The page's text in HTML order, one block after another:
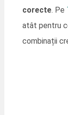
corecte. Pe
atât pentru
combinații